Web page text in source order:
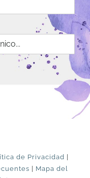
de Privacidad
Mapa del